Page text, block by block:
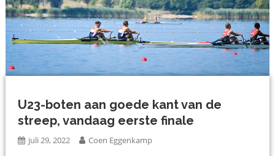
U23-boten aan goede kant van de
streep, vandaag eerste finale
juli 29, 2022 Coen Eggenkamp